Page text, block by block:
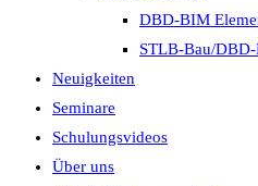
DBD-BIM
STLB-Bau/
Neuigkeiten
Seminare
Schulungsvideos
Über uns